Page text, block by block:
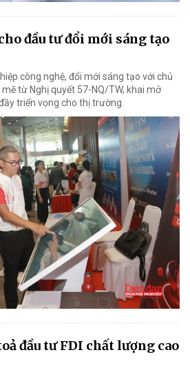
đầu tư đổi mới sáng tạo
công nghệ, đổi mới sáng tạo với chủ
từ Nghị quyết 57-NQ/TW, khai mở
triển vọng cho thị trường.
đầu tư FDI chất lượng cao